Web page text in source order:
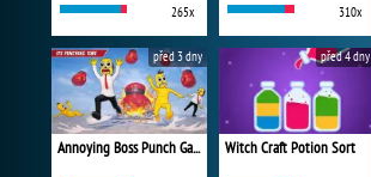
265x 310x
Annoying Boss Punch Game
před 3 dny
Witch Craft Potion Sort
před 4 dny